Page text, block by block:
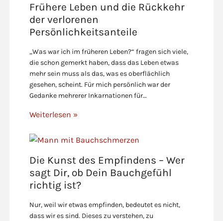
Frühere Leben und die Rückkehr
der verlorenen
Persönlichkeitsanteile
„Was war ich im früheren Leben?“ fragen sich viele,
die schon gemerkt haben, dass das Leben etwas
mehr sein muss als das, was es oberflächlich
gesehen, scheint. Für mich persönlich war der
Gedanke mehrerer Inkarnationen für…
Weiterlesen »
Die Kunst des Empfindens – Wer
sagt Dir, ob Dein Bauchgefühl
richtig ist?
Nur, weil wir etwas empfinden, bedeutet es nicht,
dass wir es sind. Dieses zu verstehen, zu